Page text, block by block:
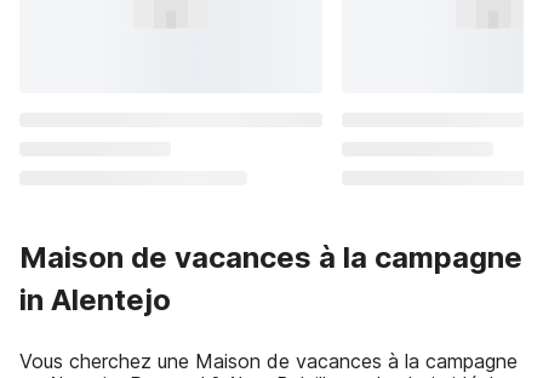
Maison de vacances à la campagne
in Alentejo
Vous cherchez une Maison de vacances à la campagne